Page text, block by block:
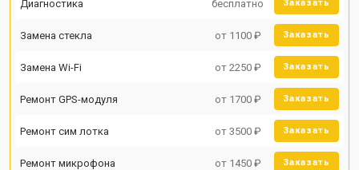
Диагностика бесплатно Заказать
Замена стекла от 1100 ₽ Заказать
Замена Wi-Fi от 2250 ₽ Заказать
Ремонт GPS-модуля от 1700 ₽ Заказать
Ремонт сим лотка от 3500 ₽ Заказать
Ремонт микрофона от 1450 ₽ Заказать